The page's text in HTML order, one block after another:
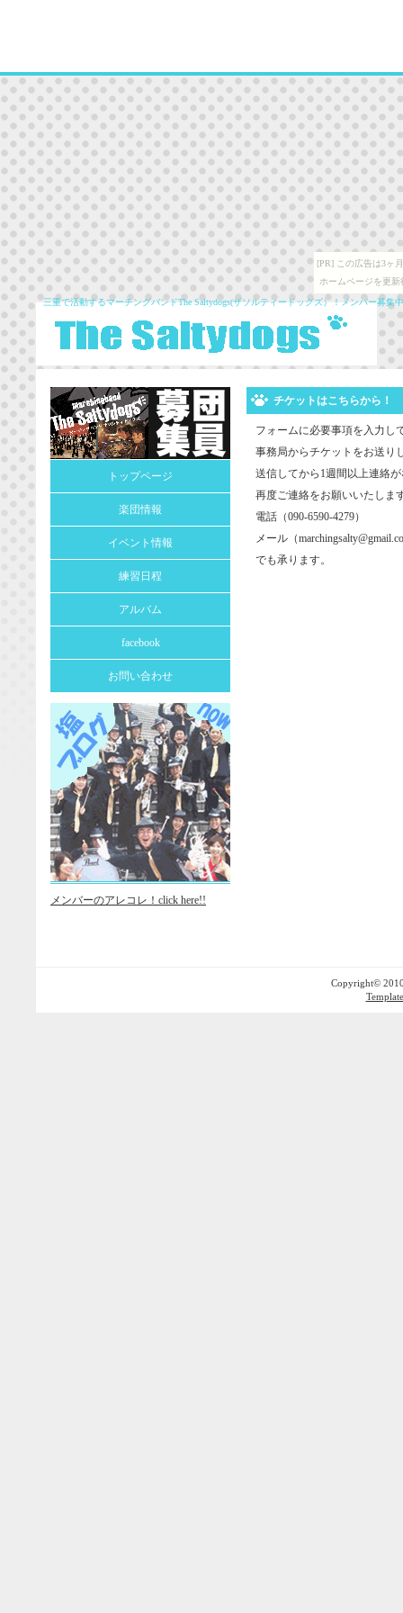
[PR] この広告は3ヶ
ホームページを更
三重で活動するマーチングバンドThe Saltydogs(ザソルティードッグズ）！メンバー募集
チケットはこちらから！
フォームに必要事項を入力し
事務局からチケットをお送り
送信してから1週間以上連絡
再度ご連絡をお願いいたしま
電話（090-6590-4279）
メール（
でも承ります。
トップページ
楽団情報
イベント情報
練習日程
アルバム
facebook
お問い合わせ
メンバーのアレコレ！click here!!
Copyright©